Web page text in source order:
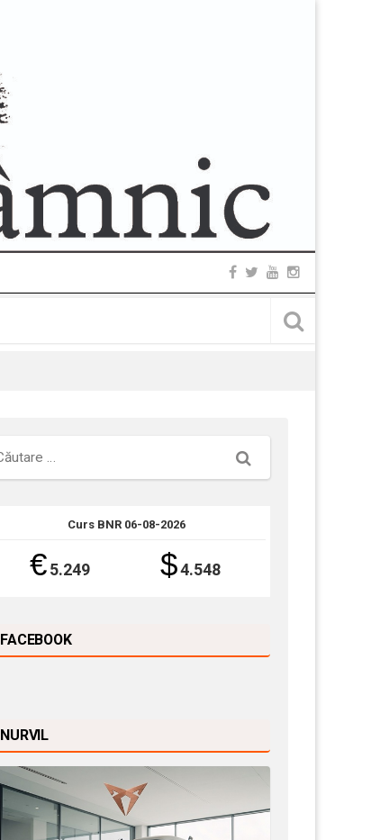
Căutare
Curs BNR 06-08-2026
€ 5.249 $4.548
FACEBOOK
NURVIL